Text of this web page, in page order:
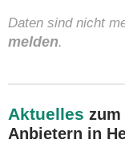
Daten sind nicht
melden.
Aktuelles zum
Anbietern in